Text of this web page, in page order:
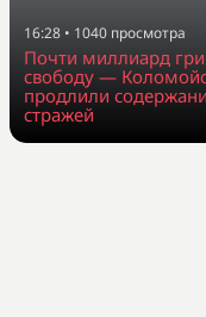
16:28 • 1040 просмотра
Почти миллиард
свободу —
продлили
стражей